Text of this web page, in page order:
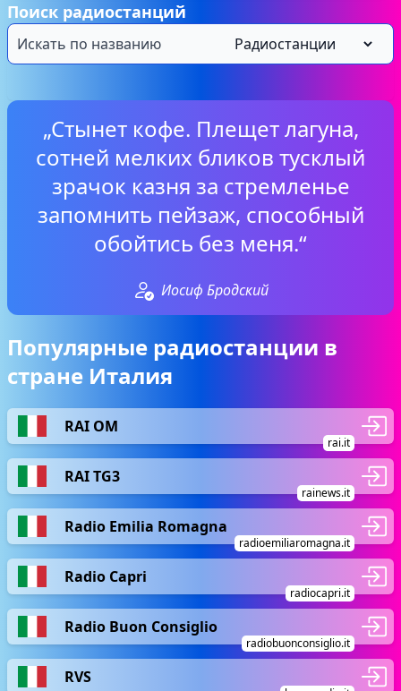
Поиск радиостанций
„Стынет кофе. Плещет лагуна,
сотней мелких бликов тусклый
зрачок казня за стремленье
запомнить пейзаж, способный
обойтись без меня.“
Иосиф Бродский
Популярные радиостанции в
стране Италия
RAI OM
rai.it
RAI TG3
rainews.it
Radio Emilia Romagna
radioemiliaromagna.it
Radio Capri
radiocapri.it
Radio Buon Consiglio
radiobuonconsiglio.it
RVS